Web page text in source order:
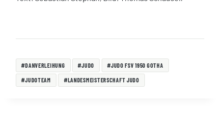
Schlagworte:
#DANVERLEIHUNG #JUDO #JUDO FSV 1950 GOTHA
#JUDOTEAM #LANDESMEISTERSCHAFT JUDO